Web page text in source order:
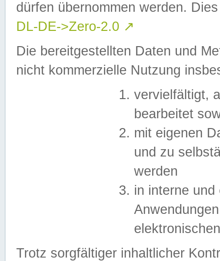
dürfen übernommen werden.
DL-DE->Zero-2.0 ↗
Die bereitgestellten Daten und
nicht kommerzielle Nutzung
vervielfältigt,
bearbeitet
mit eigenen
und zu
werden
in interne
Trotz sorgfältiger inhaltlicher